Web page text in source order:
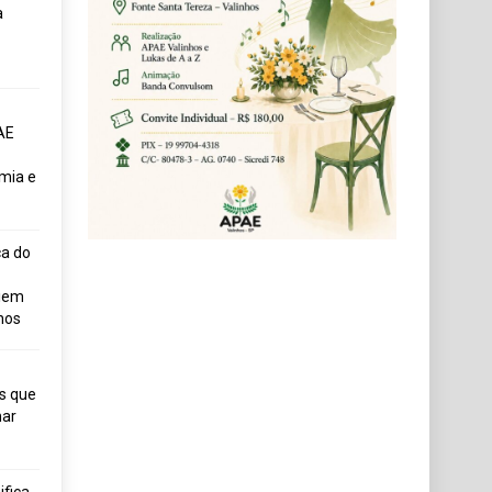
e
do
que